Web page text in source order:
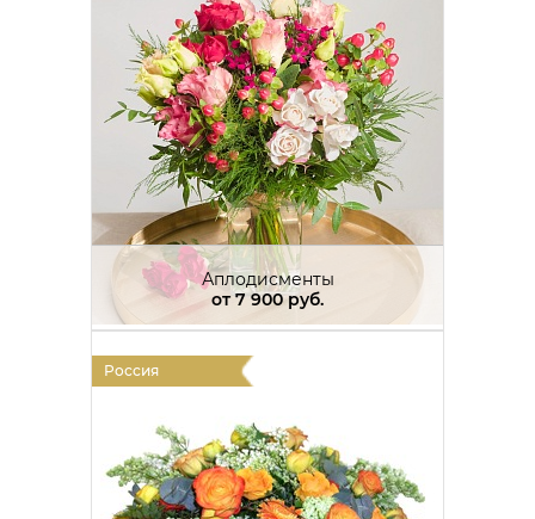
Аплодисменты
от7 900 руб.
Россия